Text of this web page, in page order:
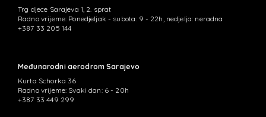
Trg djece Sarajeva 1, 2. sprat
Radno vrijeme: Ponedjeljak - subota: 9 - 22h, nedjelja: neradna
+387 33 205 144
Međunarodni aerodrom Sarajevo
Kurta Schorka 36
Radno vrijeme: Svaki dan: 6 - 20h
+387 33 449 299